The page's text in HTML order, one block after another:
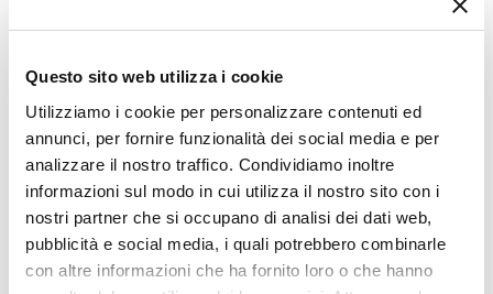
Questo sito web utilizza i cookie
Utilizziamo i cookie per personalizzare contenuti ed
annunci, per fornire funzionalità dei social media e per
analizzare il nostro traffico. Condividiamo inoltre
informazioni sul modo in cui utilizza il nostro sito con i
nostri partner che si occupano di analisi dei dati web,
pubblicità e social media, i quali potrebbero combinarle
con altre informazioni che ha fornito loro o che hanno